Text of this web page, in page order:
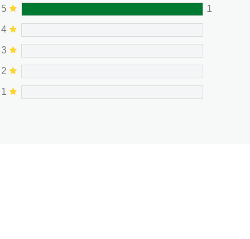
5 1
4
3
2
1